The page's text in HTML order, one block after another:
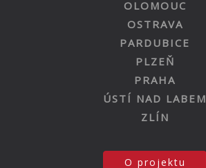
OLOMOUC
OSTRAVA
PARDUBICE
PLZEŇ
PRAHA
ÚSTÍ NAD LABEM
ZLÍN
O projektu